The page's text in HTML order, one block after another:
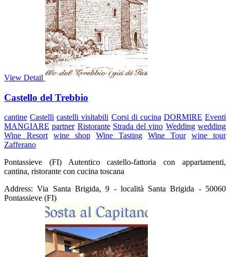
View Detail
Castello del Trebbio
cantine Castelli castelli visitabili Corsi di cucina DORMIRE Eventi
MANGIARE partner Ristorante Strada del vino Wedding wedding
Wine Resort
wine shop Wine Tasting Wine Tour
wine tour
Zafferano
Pontassieve (FI) Autentico castello-fattoria con appartamenti,
cantina, ristorante con cucina toscana
Address: Via Santa Brigida, 9 - località Santa Brigida - 50060
Pontassieve (FI)